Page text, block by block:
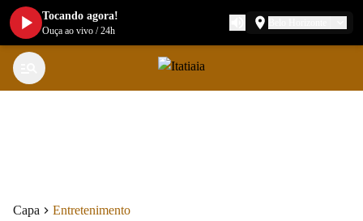
Capa Entretenimento
Tocando agora!
Ouça ao vivo /24h